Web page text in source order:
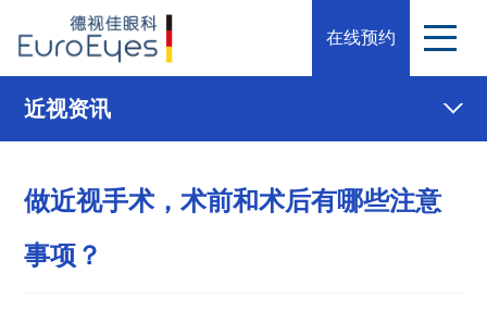
在线预约
近视资讯
做近视手术，术前和术后有哪些注意
事项？